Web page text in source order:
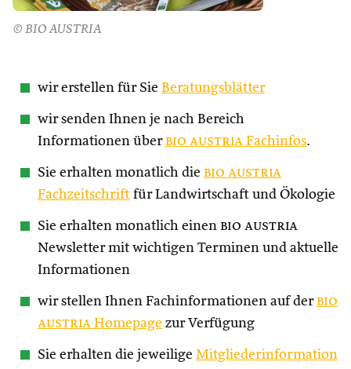
© BIO AUSTRIA
wir erstellen für Sie Beratungsblätter
wir senden Ihnen je nach Bereich
Informationen über bio austria Fachinfos.
Sie erhalten monatlich die bio austria
Fachzeitschrift für Landwirtschaft und Ökologie
Sie erhalten monatlich einen bio austria
Newsletter mit wichtigen Terminen und aktuelle
Informationen
wir stellen Ihnen Fachinformationen auf der bio
austria Homepage zur Verfügung
Sie erhalten die jeweilige Mitgliederinformation